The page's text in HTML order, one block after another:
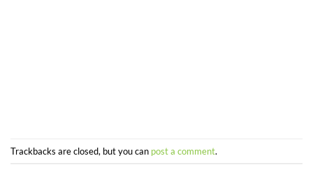
Trackbacks are closed, but you can post a comment.